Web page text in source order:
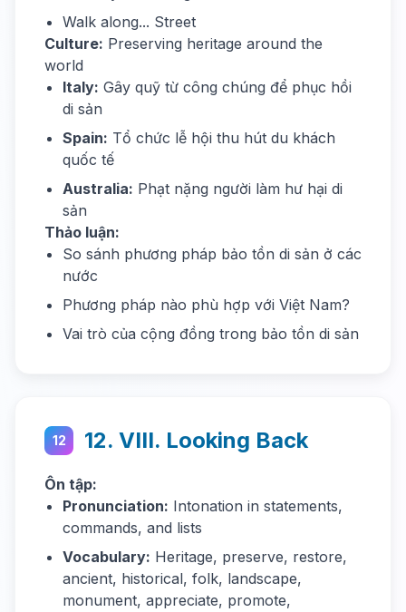
Walk along... Street
Culture: Preserving heritage around the
world
Italy: Gây quỹ từ công chúng để phục hồi
di sản
Spain: Tổ chức lễ hội thu hút du khách
quốc tế
Australia: Phạt nặng người làm hư hại di
sản
Thảo luận:
So sánh phương pháp bảo tồn di sản ở các
nước
Phương pháp nào phù hợp với Việt Nam?
Vai trò của cộng đồng trong bảo tồn di sản
12 12. VIII. Looking Back
Ôn tập:
Pronunciation: Intonation in statements,
commands, and lists
Vocabulary: Heritage, preserve, restore,
ancient, historical, folk, landscape,
monument, appreciate, promote,